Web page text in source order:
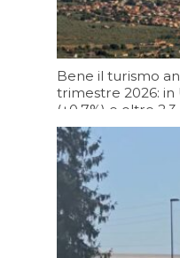
Bene il turismo
trimestre 2026: in
(+0,7%) e oltre
(+2,5%)
Oggi 11:09